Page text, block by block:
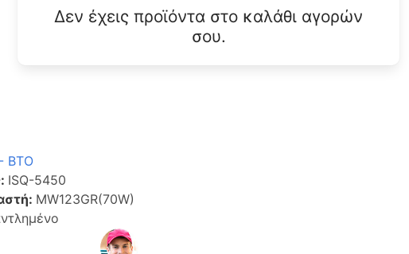
Δεν έχεις προϊόντα στο καλάθι αγορών
σου.
BTO
ISQ-5450
MW123GR(70W)